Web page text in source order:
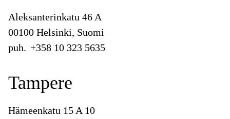
Aleksanterinkatu 46 A
00100 Helsinki, Suomi
puh. +358 10 323 5635
Tampere
Hämeenkatu 15 A 10